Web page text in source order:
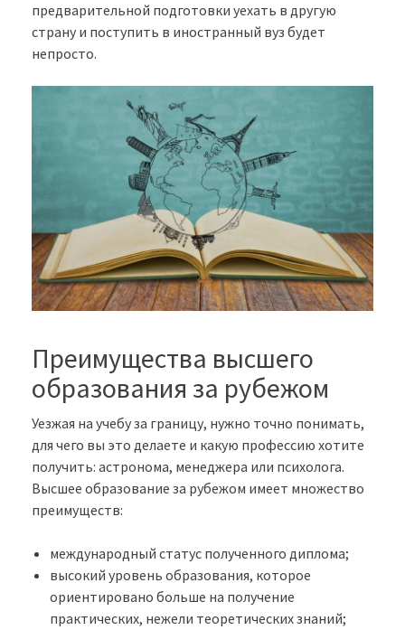
предварительной подготовки уехать в другую
страну и поступить в иностранный вуз будет
непросто.
Преимущества высшего
образования за рубежом
Уезжая на учебу за границу, нужно точно понимать,
для чего вы это делаете и какую профессию хотите
получить: астронома, менеджера или психолога.
Высшее образование за рубежом имеет множество
преимуществ:
международный статус полученного диплома;
высокий уровень образования, которое
ориентировано больше на получение
практических, нежели теоретических знаний;